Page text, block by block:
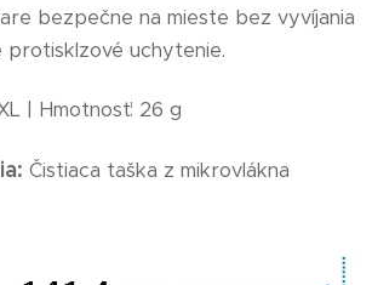
bezpečne na mieste bez vyvíjania
uchytenie.
| Hmotnosť: 26 g
Čistiaca taška z mikrovlákna